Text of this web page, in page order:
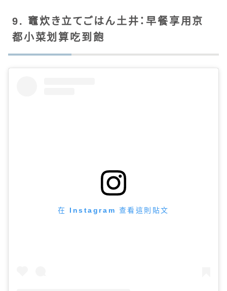
9. 竈炊き立てごはん土井：早餐享用京
都小菜划算吃到飽
在 Instagram 查看這則貼文